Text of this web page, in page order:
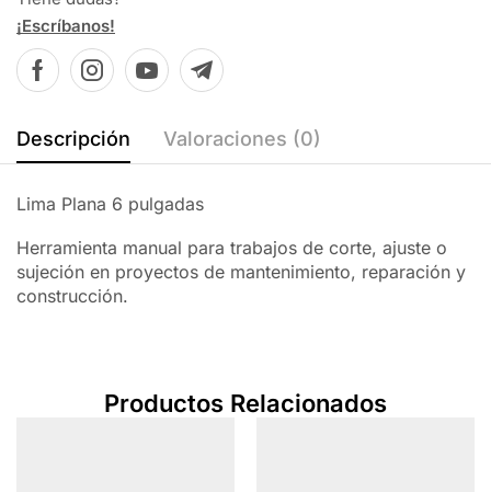
¡Escríbanos!
Descripción Valoraciones (0)
Lima Plana 6 pulgadas
Herramienta manual para trabajos de corte, ajuste o
sujeción en proyectos de mantenimiento, reparación y
construcción.
Productos Relacionados